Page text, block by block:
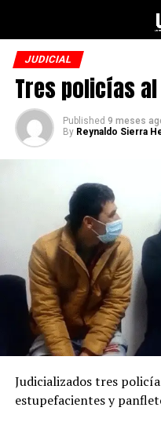
JUDICIAL
Tres policías
Published 9 meses
By Reynaldo Sierra
Judicializados tres
estupefacientes y